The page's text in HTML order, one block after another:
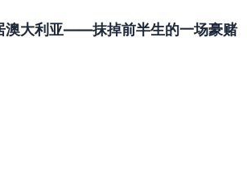
澳大利亚——抹掉前半生的一场豪赌